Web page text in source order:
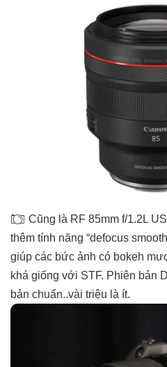
Cũng là RF 85mm f/1.2L
thêm tính năng “defocus
giúp các bức ảnh có bokeh
khá giống với STF. Phiên bản
bản chuẩn..vài triệu là ít.